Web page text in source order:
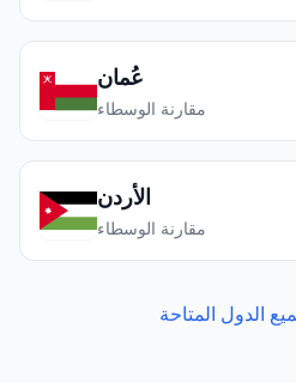
عُمان
مقارنة الوسطاء
الأردن
مقارنة الوسطاء
الدول المتاحة